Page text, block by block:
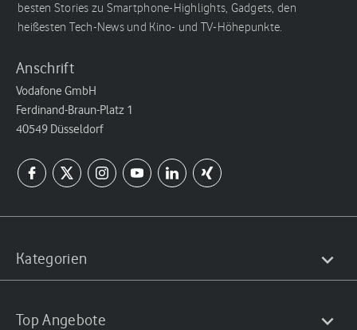
besten Stories zu Smartphone-Highlights, Gadgets, den
heißesten Tech-News und Kino- und TV-Höhepunkte.
Anschrift
Vodafone GmbH
Ferdinand-Braun-Platz 1
40549 Düsseldorf
Kategorien
Top Angebote